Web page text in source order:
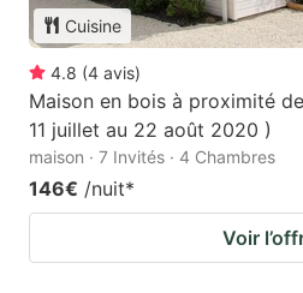
Cuisine
4.8 (4 avis)
Maison en bois à proximité
11 juillet au 22 août 2020 )
maison · 7 Invités · 4 Chambres
146€ /nuit*
Voir